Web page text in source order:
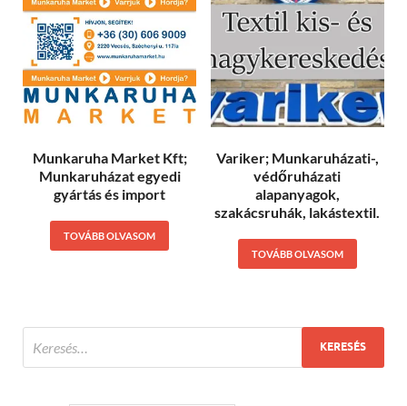
Munkaruha Market Kft;
Munkaruházat egyedi
gyártás és import
TOVÁBB OLVASOM
Variker; Munkaruházati-,
védőruházati
alapanyagok,
szakácsruhák, lakástextil.
TOVÁBB OLVASOM